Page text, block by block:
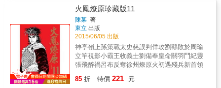
火鳳燎原珍藏版11
陳某 著
東立 出版
2015/06/05 出版
神亭嶺上孫策戰太史慈誤判佯攻劉繇敗於周瑜
立竿視影小霸王收義士劉備奉皇命關羽鬥紀靈
張飛醉禍呂布反奪徐州燎原火初遇殘兵新首領
85 折 特價 221 元